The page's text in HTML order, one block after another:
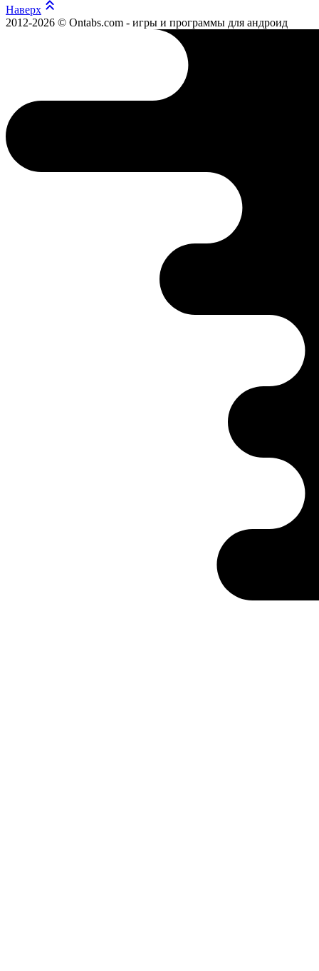
Наверх
2012-2026 © Ontabs.com - игры и программы для андроид